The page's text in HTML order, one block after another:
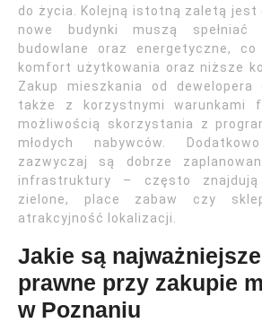
do życia. Kolejną istotną zaletą jest
nowe budynki muszą spełniać
budowlane oraz energetyczne,
komfort użytkowania oraz niższe
Zakup mieszkania od
także z korzystnymi warunkami
możliwością skorzystania z
młodych nabywców.
zazwyczaj są dobrze
infrastruktury – często
zielone, place zabaw czy
atrakcyjność lokalizacji.
Jakie są
prawne przy zakupie
w Poznaniu